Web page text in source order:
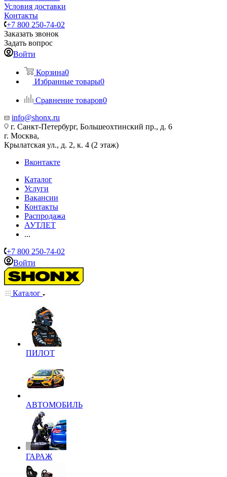
Условия доставки
Контакты
+7 800 250-74-02
Заказать звонок
Задать вопрос
Войти
Корзина0
Избранные товары0
Сравнение товаров0
info@shonx.ru
г. Санкт-Петербург, Большеохтинский пр., д. 6
г. Москва,
Крылатская ул., д. 2, к. 4 (2 этаж)
Вконтакте
Каталог
Услуги
Вакансии
Контакты
Распродажа
АУТЛЕТ
...
+7 800 250-74-02
Войти
Каталог
ПИЛОТ
АВТОМОБИЛЬ
ГАРАЖ